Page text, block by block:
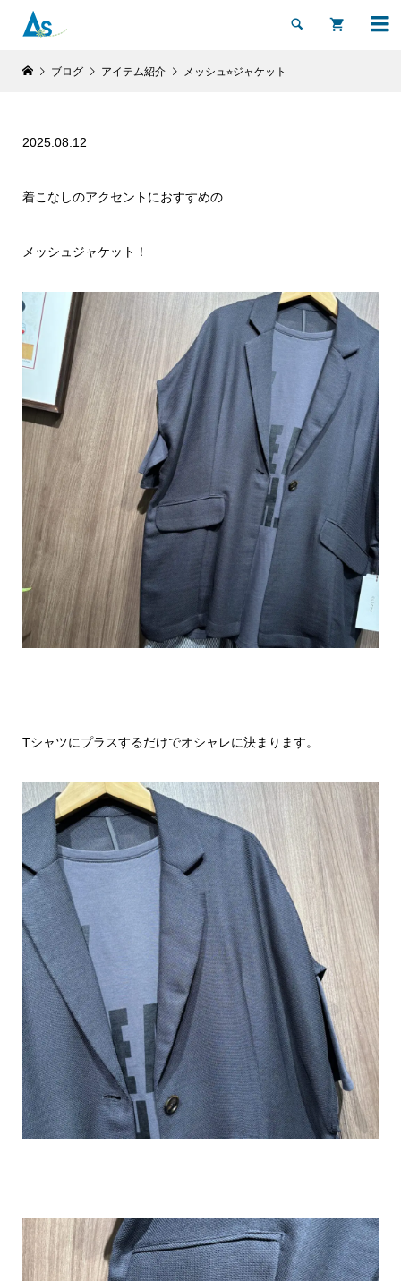
 
ブログ アイテム紹介 メッシュ⭐︎ジャケット
2025.08.12
着こなしのアクセントにおすすめの
メッシュジャケット！
Tシャツにプラスするだけでオシャレに決まります。